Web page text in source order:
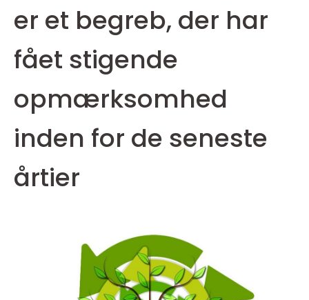
er et begreb, der har
fået stigende
opmærksomhed
inden for de seneste
årtier